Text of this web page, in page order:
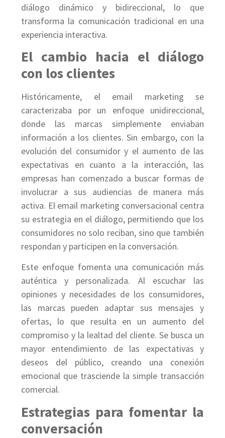
diálogo dinámico y bidireccional, lo que
transforma la comunicación tradicional en una
experiencia interactiva.
El cambio hacia el diálogo
con los clientes
Históricamente, el email marketing se
caracterizaba por un enfoque unidireccional,
donde las marcas simplemente enviaban
información a los clientes. Sin embargo, con la
evolución del consumidor y el aumento de las
expectativas en cuanto a la interacción, las
empresas han comenzado a buscar formas de
involucrar a sus audiencias de manera más
activa. El email marketing conversacional centra
su estrategia en el diálogo, permitiendo que los
consumidores no solo reciban, sino que también
respondan y participen en la conversación.
Este enfoque fomenta una comunicación más
auténtica y personalizada. Al escuchar las
opiniones y necesidades de los consumidores,
las marcas pueden adaptar sus mensajes y
ofertas, lo que resulta en un aumento del
compromiso y la lealtad del cliente. Se busca un
mayor entendimiento de las expectativas y
deseos del público, creando una conexión
emocional que trasciende la simple transacción
comercial.
Estrategias para fomentar la
conversación